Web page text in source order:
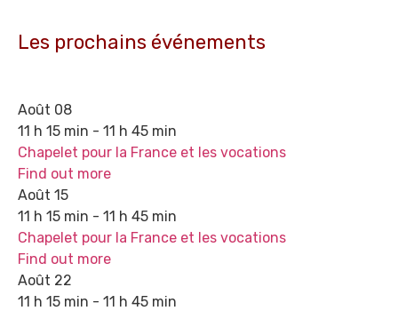
Les prochains événements
Août 08
11 h 15 min - 11 h 45 min
Chapelet pour la France et les vocations
Find out more
Août 15
11 h 15 min - 11 h 45 min
Chapelet pour la France et les vocations
Find out more
Août 22
11 h 15 min - 11 h 45 min